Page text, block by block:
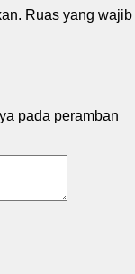
Ruas yang wajib
pada peramban